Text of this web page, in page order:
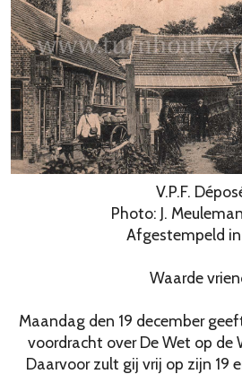
V.P.F.
Photo: J.
Afgestempeld in
Waarde
Maandag den 19 december
voordracht over De Wet op de
Daarvoor zult gij vrij op zijn 19